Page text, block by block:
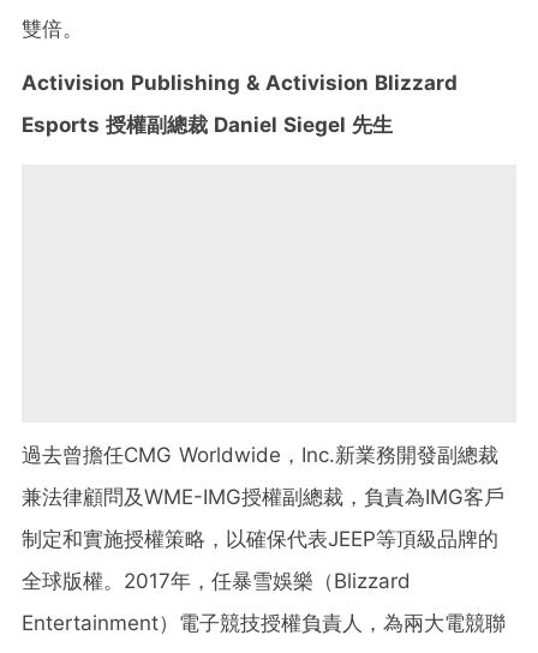
雙倍。
Activision Publishing & Activision Blizzard
Esports 授權副總裁 Daniel Siegel 先生
過去曾擔任CMG Worldwide，Inc.新業務開發副總裁
兼法律顧問及WME-IMG授權副總裁，負責為IMG客戶
制定和實施授權策略，以確保代表JEEP等頂級品牌的
全球版權。2017年，任暴雪娛樂（Blizzard
Entertainment）電子競技授權負責人，為兩大電競聯